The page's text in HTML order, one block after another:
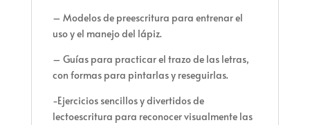
– Modelos de preescritura para entrenar el
uso y el manejo del lápiz.
– Guías para practicar el trazo de las letras,
con formas para pintarlas y reseguirlas.
-Ejercicios sencillos y divertidos de
lectoescritura para reconocer visualmente las